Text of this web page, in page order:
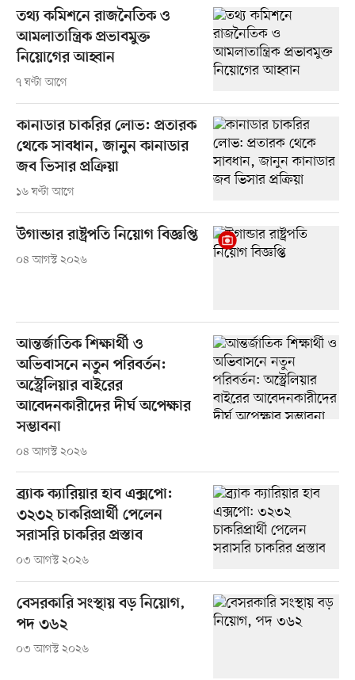
তথ্য কমিশনে রাজনৈতিক ও
আমলাতান্ত্রিক প্রভাবমুক্ত
নিয়োগের আহ্বান
৭ ঘণ্টা আগে
কানাডার চাকরির লোভ: প্রতারক
থেকে সাবধান, জানুন কানাডার
জব ভিসার প্রক্রিয়া
১৬ ঘণ্টা আগে
উগান্ডার রাষ্ট্রপতি নিয়োগ বিজ্ঞপ্তি
০৪ আগস্ট ২০২৬
আন্তর্জাতিক শিক্ষার্থী ও
অভিবাসনে নতুন পরিবর্তন:
অস্ট্রেলিয়ার বাইরের
আবেদনকারীদের দীর্ঘ অপেক্ষার
সম্ভাবনা
০৪ আগস্ট ২০২৬
ব্র্যাক ক্যারিয়ার হাব এক্সপো:
৩২৩২ চাকরিপ্রার্থী পেলেন
সরাসরি চাকরির প্রস্তাব
০৩ আগস্ট ২০২৬
বেসরকারি সংস্থায় বড় নিয়োগ,
পদ ৩৬২
০৩ আগস্ট ২০২৬